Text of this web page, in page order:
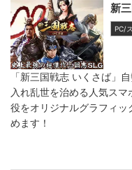
新
PC/
「新三国戦志 いくさば」
入れ乱世を治める人気ス
役をオリジナルグラフィッ
めます！